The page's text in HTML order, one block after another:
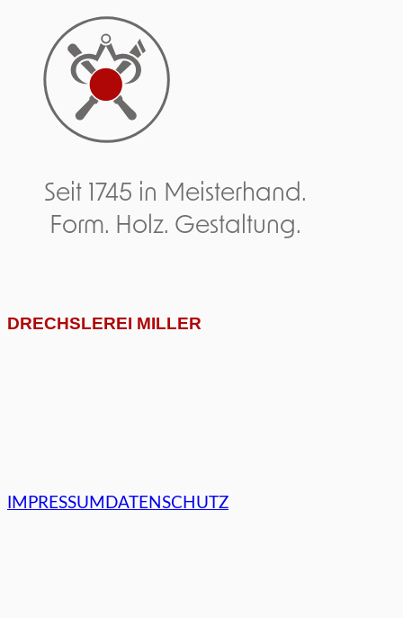
DRECHSLEREI MILLER
Seit 1745 in Meisterhand.
Form. Holz. Gestaltung.
IMPRESSUM DATENSCHUTZ